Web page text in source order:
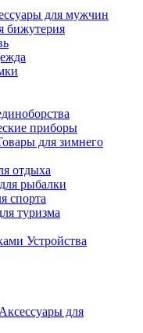
для мужчин
бижутерия
приборы
для зимнего
отдыха
рыбалки
спорта
туризма
Устройства
Аксессуары для